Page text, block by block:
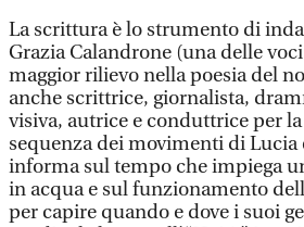
La scrittura è lo strumento di
Grazia Calandrone (una delle
maggior rilievo nella poesia del
anche scrittrice, giornalista,
visiva, autrice e conduttrice per
sequenza dei movimenti di Lucia
informa sul tempo che impiega
in acqua e sul funzionamento
per capire quando e dove i suoi